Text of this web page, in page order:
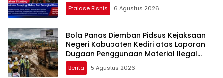
Etalase Bisnis 6 Agustus 2026
Bola Panas Diemban Pidsus Kejaksaan
Negeri Kabupaten Kediri atas Laporan
Dugaan Penggunaan Material Ilegal
Proyek Tol Kediri Oleh PT. HASTARI JAYA
SENTOSA
Berita 5 Agustus 2026